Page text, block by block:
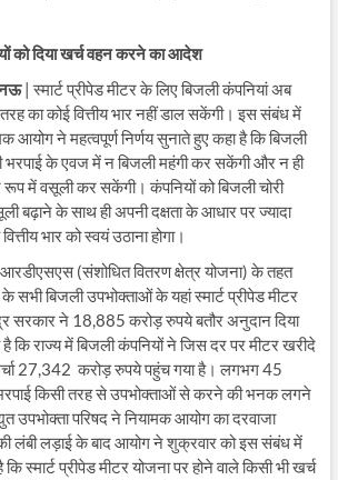
कोदियाखर्चवहनकरनेकाआदेश
| स्मार्ट प्रीपेड मीटर के लिए बिजली कंपनियां अब
का कोई वित्तीय भार नहीं डाल सकेंगी। इस संबंध में
आयोग ने महत्वपूर्ण निर्णय सुनाते हुए कहा है कि बिजली
भरपाई के एवज में न बिजली महंगी कर सकेंगी और न ही
में वसूली कर सकेंगी। कंपनियों को बिजली चोरी
बढ़ाने के साथ ही अपनी दक्षता के आधार पर ज्यादा
भार को स्वयं उठाना होगा।
(संशोधित वितरण क्षेत्र योजना) के तहत
सभी बिजली उपभोक्ताओं के यहां स्मार्ट प्रीपेड मीटर
सरकार ने 18,885 करोड़ रुपये बतौर अनुदान दिया
कि राज्य में बिजली कंपनियों ने जिस दर पर मीटर खरीदे
27,342 करोड़ रुपये पहुंच गया है। लगभग 45
भरपाई किसी तरह से उपभोक्ताओं से करने की भनक लगने
उपभोक्ता परिषद ने नियामक आयोग का दरवाजा
लंबी लड़ाई के बाद आयोग ने शुक्रवार को इस संबंध में
स्मार्ट प्रीपेड मीटर योजना पर होने वाले किसी भी खर्च